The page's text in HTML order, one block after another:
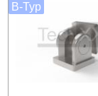
B-Typ